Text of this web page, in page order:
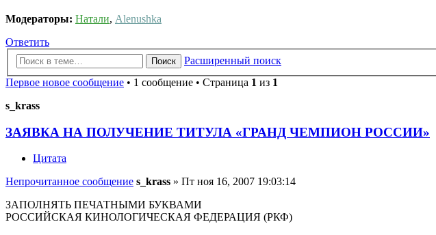
Модераторы: Натали, Alenushka
Ответить
Поиск
Расширенный поиск
Первое новое сообщение • 1 сообщение • Страница 1 из 1
s_krass
ЗАЯВКА НА ПОЛУЧЕНИЕ ТИТУЛА «ГРАНД ЧЕМПИОН РОССИИ»
Цитата
Непрочитанное сообщение s_krass » Пт ноя 16, 2007 19:03:14
ЗАПОЛНЯТЬ ПЕЧАТНЫМИ БУКВАМИ
РОССИЙСКАЯ КИНОЛОГИЧЕСКАЯ ФЕДЕРАЦИЯ (РКФ)